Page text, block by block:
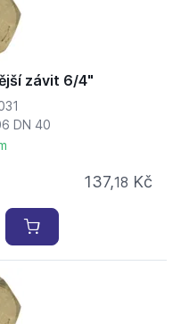
závit 6/4"
DN 40
137,18 Kč